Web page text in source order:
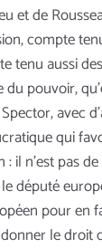
et de
compte
tenu aussi
pouvoir,
avec
qui
il n’est pas
député
pour
le